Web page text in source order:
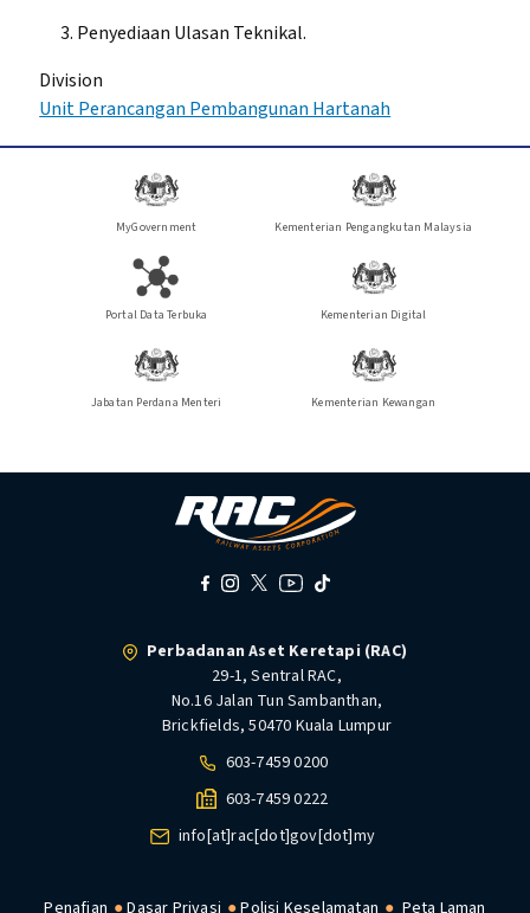
Penyediaan Ulasan Teknikal.
Division
Unit Perancangan Pembangunan Hartanah
MyGovernment Kementerian Pengangkutan Malaysia
Portal Data Terbuka Kementerian Digital
Jabatan Perdana Menteri Kementerian Kewangan
Perbadanan Aset Keretapi (RAC)
29-1, Sentral RAC,
No.16 Jalan Tun Sambanthan,
Brickfields, 50470 Kuala Lumpur
603-7459 0200
603-7459 0222
info[at]rac[dot]gov[dot]my
Penafian Dasar Privasi Polisi Keselamatan Peta Laman